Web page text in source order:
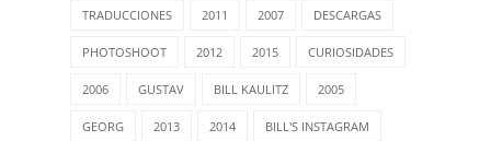
TRADUCCIONES 2011 2007 DESCARGAS
PHOTOSHOOT 2012 2015 CURIOSIDADES
2006 GUSTAV BILL KAULITZ 2005
GEORG 2013 2014 BILL'S INSTAGRAM